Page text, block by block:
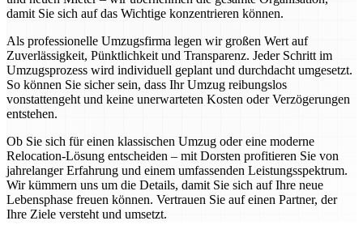
damit Sie sich auf das Wichtige konzentrieren können.
Als professionelle Umzugsfirma legen wir großen Wert auf
Zuverlässigkeit, Pünktlichkeit und Transparenz. Jeder Schritt im
Umzugsprozess wird individuell geplant und durchdacht umgesetzt.
So können Sie sicher sein, dass Ihr Umzug reibungslos
vonstattengeht und keine unerwarteten Kosten oder Verzögerungen
entstehen.
Ob Sie sich für einen klassischen Umzug oder eine moderne
Relocation-Lösung entscheiden – mit Dorsten profitieren Sie von
jahrelanger Erfahrung und einem umfassenden Leistungsspektrum.
Wir kümmern uns um die Details, damit Sie sich auf Ihre neue
Lebensphase freuen können. Vertrauen Sie auf einen Partner, der
Ihre Ziele versteht und umsetzt.